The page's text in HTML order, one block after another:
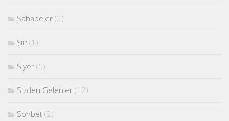
Sahabeler (2)
Şiir (1)
Siyer (5)
Sizden Gelenler (12)
Sohbet (2)